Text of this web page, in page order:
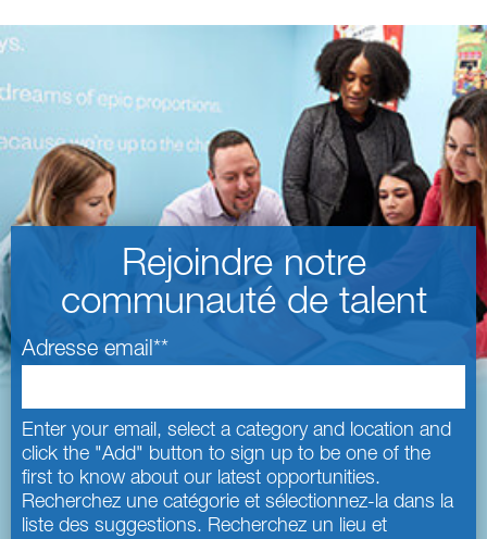
Rejoindre notre
communauté de talent
Adresse email*
Enter your email, select a category and location and
click the "Add" button to sign up to be one of the
first to know about our latest opportunities.
Interessé(e)
par
Recherchez une catégorie et sélectionnez-la dans la
liste des suggestions. Recherchez un lieu et